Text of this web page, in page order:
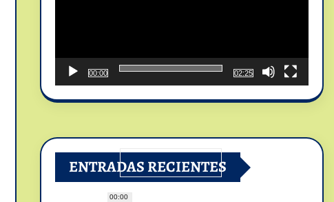
00:00
00:00
02:25
ENTRADAS RECIENTES